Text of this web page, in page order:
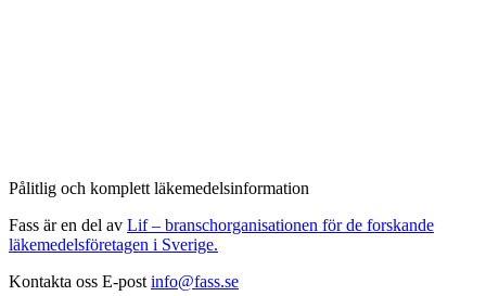
Pålitlig och komplett läkemedelsinformation
Fass är en del av Lif – branschorganisationen för de forskande
läkemedelsföretagen i Sverige.
Kontakta oss E-post info@fass.se